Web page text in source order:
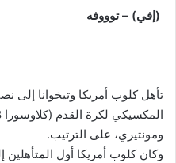
(إفي) – توووفه
تأهل كلوب أمريكا وتيخوانا إلى
ومونتيري، على الترتيب.
وكان كلوب أمريكا أول